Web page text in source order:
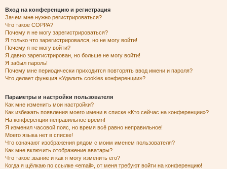
Вход на конференцию и регистрация
Зачем мне нужно регистрироваться?
Что такое COPPA?
Почему я не могу зарегистрироваться?
Я только что зарегистрировался, но не могу войти!
Почему я не могу войти?
Я давно зарегистрирован, но больше не могу войти!
Я забыл пароль!
Почему мне периодически приходится повторять ввод имени и пароля?
Что делает функция «Удалить cookies конференции»?
Параметры и настройки пользователя
Как мне изменить мои настройки?
Как избежать появления моего имени в списке «Кто сейчас на конференции»?
На конференции неправильное время!
Я изменил часовой пояс, но время всё равно неправильное!
Моего языка нет в списке!
Что означают изображения рядом с моим именем пользователя?
Как мне включить отображение аватары?
Что такое звание и как я могу изменить его?
Когда я щёлкаю по ссылке «email», от меня требуют войти на конференцию!